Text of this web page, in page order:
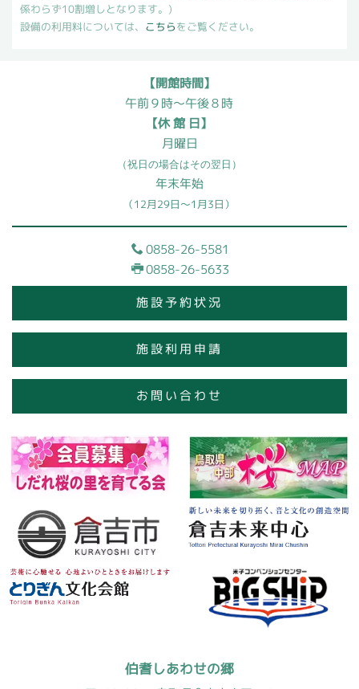
係わらず10割増しとなります。)
設備の利用料については、 こちらをご覧ください。
【開館時間】
午前９時～午後８時
【休 館 日】
月曜日
（祝日の場合はその翌日）
年末年始
（12月29日～1月3日）
0858-26-5581
0858-26-5633
施設予約状況
施設利用申請
お問い合わせ
伯耆しあわせの郷